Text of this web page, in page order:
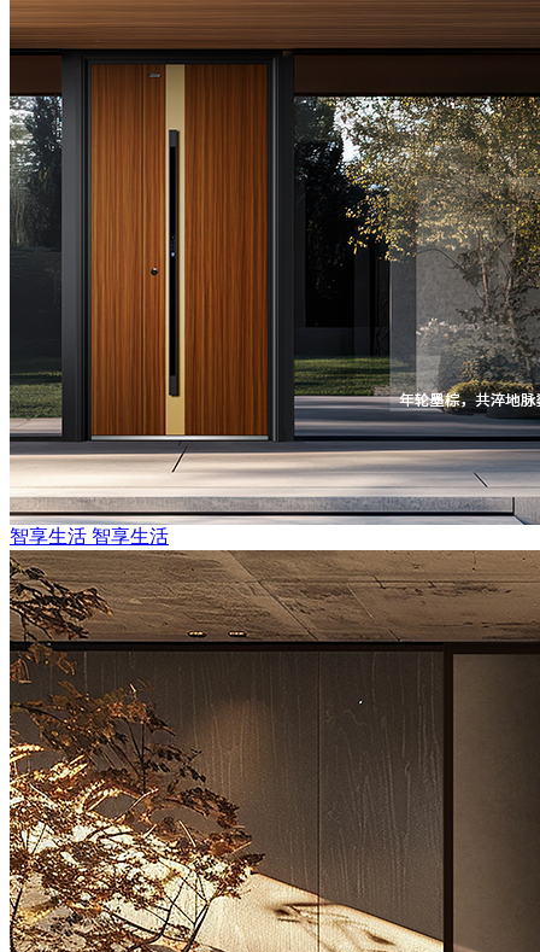
智享生活 智享生活